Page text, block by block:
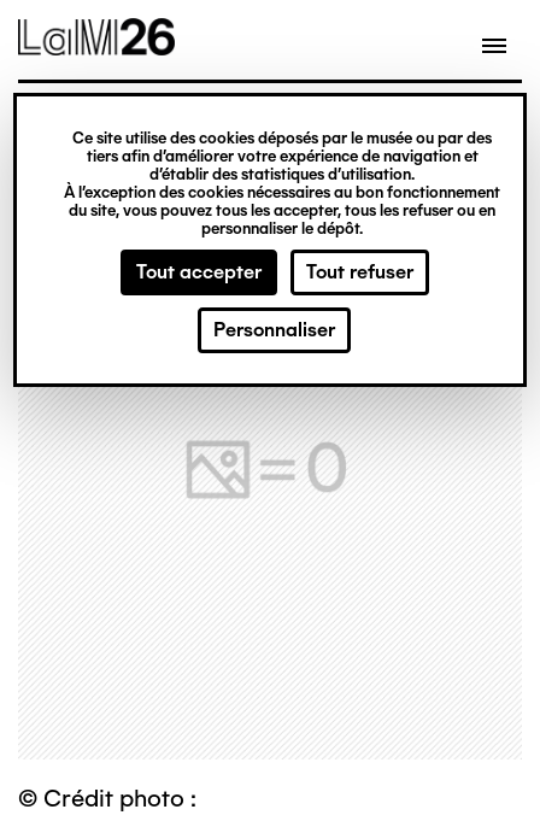
Gestion des cookies
Ce site utilise des cookies déposés par le musée ou par des
tiers afin d’améliorer votre expérience de navigation et
d’établir des statistiques d’utilisation.
À l’exception des cookies nécessaires au bon fonctionnement
du site, vous pouvez tous les accepter, tous les refuser ou en
personnaliser le dépôt.
Tout accepter Tout refuser
Personnaliser
contenu
© Crédit photo :